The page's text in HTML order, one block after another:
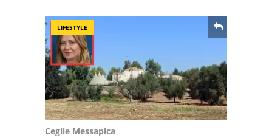
LIFESTYLE
Ceglie Messapica